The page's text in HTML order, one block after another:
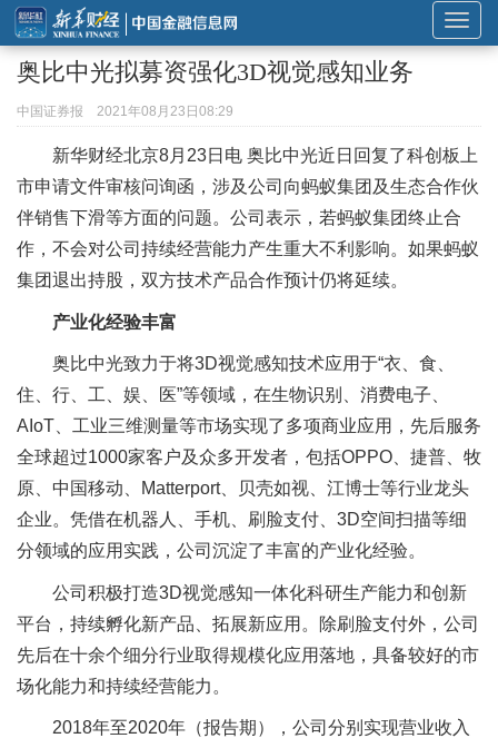
展
开
导
航
奥比中光拟募资强化3D视觉感知业务
中国证券报 2021年08月23日08:29
新华财经北京8月23日电 奥比中光近日回复了科创板上
市申请文件审核问询函，涉及公司向蚂蚁集团及生态合作伙
伴销售下滑等方面的问题。公司表示，若蚂蚁集团终止合
作，不会对公司持续经营能力产生重大不利影响。如果蚂蚁
集团退出持股，双方技术产品合作预计仍将延续。
产业化经验丰富
奥比中光致力于将3D视觉感知技术应用于“衣、食、
住、行、工、娱、医”等领域，在生物识别、消费电子、
AIoT、工业三维测量等市场实现了多项商业应用，先后服务
全球超过1000家客户及众多开发者，包括OPPO、捷普、牧
原、中国移动、Matterport、贝壳如视、江博士等行业龙头
企业。凭借在机器人、手机、刷脸支付、3D空间扫描等细
分领域的应用实践，公司沉淀了丰富的产业化经验。
公司积极打造3D视觉感知一体化科研生产能力和创新
平台，持续孵化新产品、拓展新应用。除刷脸支付外，公司
先后在十余个细分行业取得规模化应用落地，具备较好的市
场化能力和持续经营能力。
2018年至2020年（报告期），公司分别实现营业收入